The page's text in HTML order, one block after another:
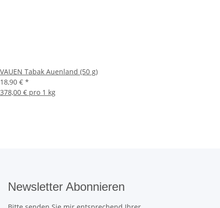
VAUEN Tabak Auenland (50 g)
18,90 € *
378,00 € pro 1 kg
Newsletter Abonnieren